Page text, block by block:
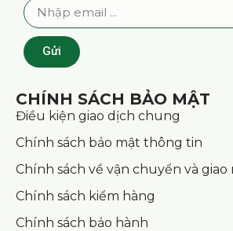
Gửi
CHÍNH SÁCH BẢO MẬT
Điều kiện giao dịch chung
Chính sách bảo mật thông tin
Chính sách về vận chuyển và giao
Chính sách kiểm hàng
Chính sách bảo hành